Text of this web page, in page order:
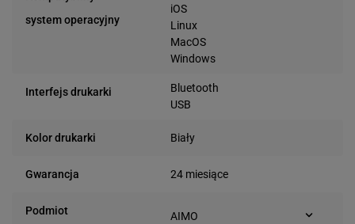
system operacyjny
iOS
Linux
MacOS
Windows
Interfejs drukarki
Bluetooth
USB
Kolor drukarki Biały
Gwarancja 24 miesiące
Podmiot
AIMO